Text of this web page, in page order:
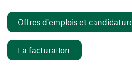
Offres d'emplois et
La facturation